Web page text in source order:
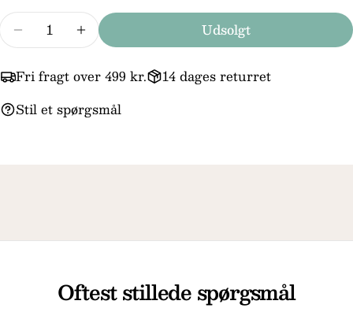
Reducer mængden for Støvring Design
Forøg mængden for Støvring Design
Udsolgt
Fri fragt over 499 kr.
14 dages returret
Stil et spørgsmål
Felterne markeret med * er obligatoriske.
Oftest stillede spørgsmål